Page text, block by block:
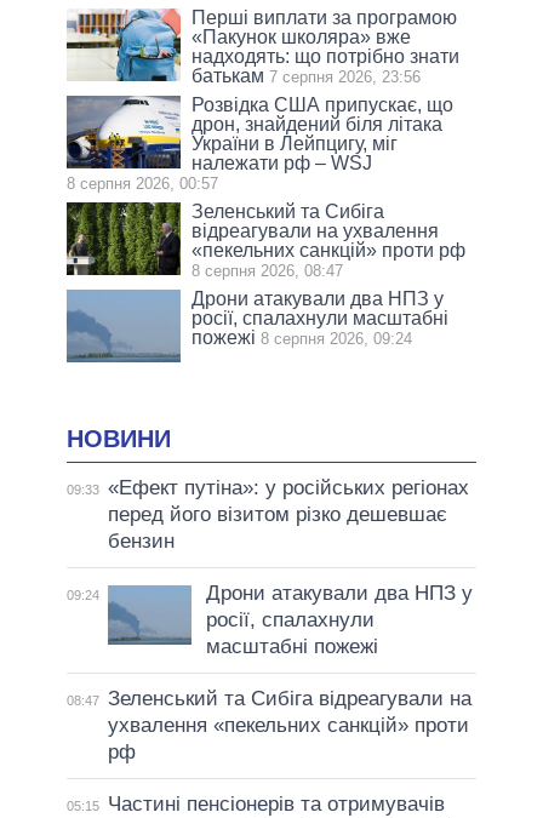
Перші виплати за програмою
«Пакунок школяра» вже
надходять: що потрібно знати
батькам 7 серпня 2026, 23:56
Розвідка США припускає, що
дрон, знайдений біля літака
України в Лейпцигу, міг
належати рф – WSJ
8 серпня 2026, 00:57
Зеленський та Сибіга
відреагували на ухвалення
«пекельних санкцій» проти рф
8 серпня 2026, 08:47
Дрони атакували два НПЗ у
росії, спалахнули масштабні
пожежі 8 серпня 2026, 09:24
НОВИНИ
09:33 «Ефект путіна»: у російських регіонах
перед його візитом різко дешевшає
бензин
09:24
Дрони атакували два НПЗ у
росії, спалахнули
масштабні пожежі
08:47 Зеленський та Сибіга відреагували на
ухвалення «пекельних санкцій» проти
рф
05:15
Частині пенсіонерів та отримувачів